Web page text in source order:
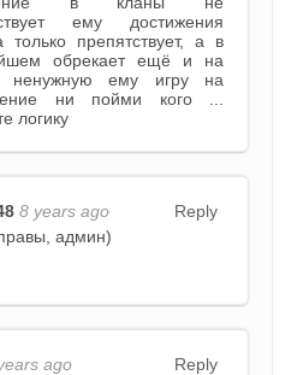
ему достижения
только препятствует, а в
обрекает ещё и на
ненужную ему игру на
ни пойми кого ...
логику
Reply
8 years ago
админ)
Reply
ago